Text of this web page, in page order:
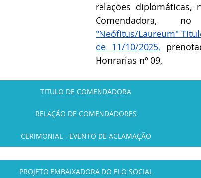
relações diplomáticas,
"Neófitus/Laureum"
de 11/10/2025,
Honrarias nº 09,
TITULO DE COMENDADORA
RELAÇÃO DE COMENDADORES
CERIMONIAL - EVENTO DE ACLAMAÇÃO
PROJETO EMBAIXADORA DO ELO SOCIAL